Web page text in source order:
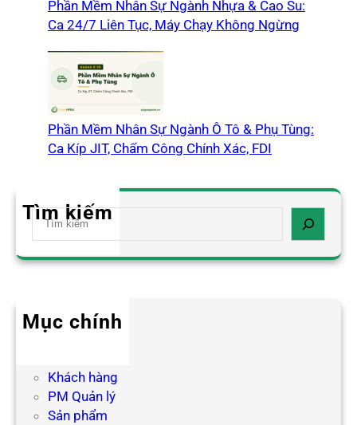
Phần Mềm Nhân Sự Ngành Nhựa & Cao Su:
Ca 24/7 Liên Tục, Máy Chạy Không Ngừng
Phần Mềm Nhân Sự Ngành Ô Tô & Phụ Tùng:
Ca Kíp JIT, Chấm Công Chính Xác, FDI
Tìm kiếm
S
a
h
Mục chính
Khách hàng
PM Quản lý
Sản phẩm